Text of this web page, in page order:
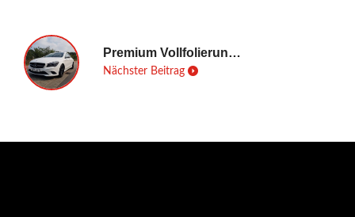
Premium Vollfolierung Mercedes CLA
Nächster Beitrag